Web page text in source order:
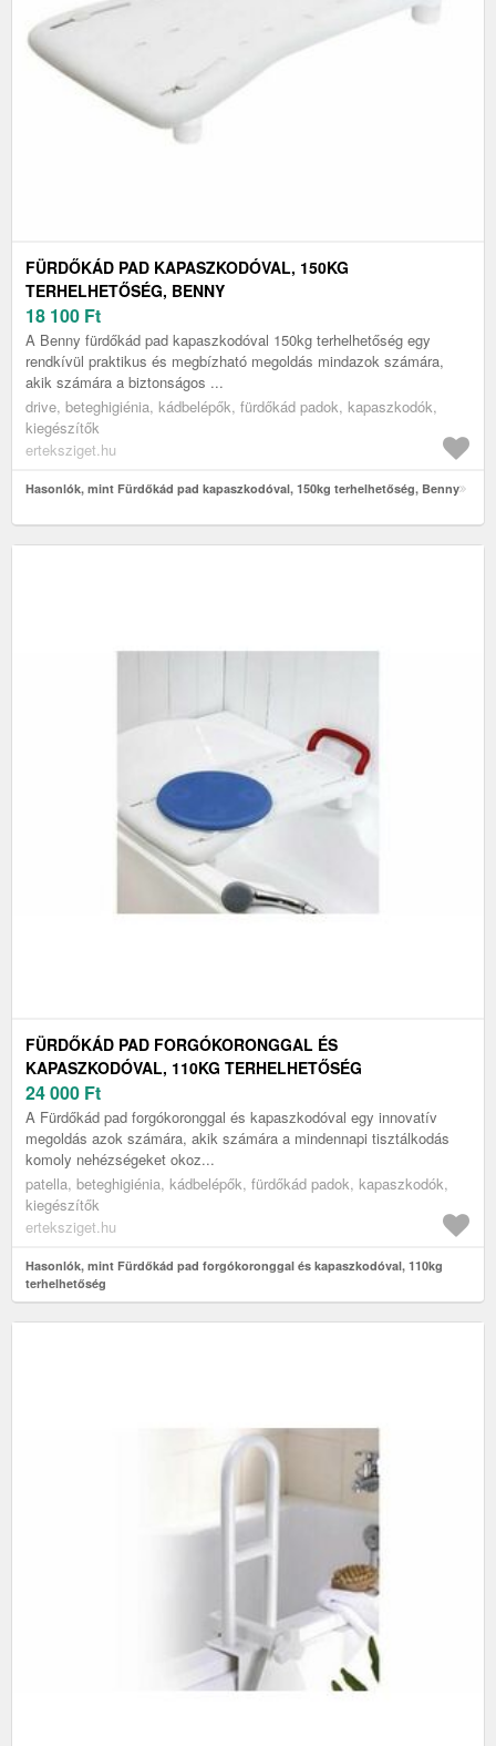
FÜRDŐKÁD PAD KAPASZKODÓVAL, 150KG
TERHELHETŐSÉG, BENNY
18 100 Ft
A Benny fürdőkád pad kapaszkodóval 150kg terhelhetőség egy
rendkívül praktikus és megbízható megoldás mindazok számára,
akik számára a biztonságos ...
drive, beteghigiénia, kádbelépők, fürdőkád padok, kapaszkodók,
kiegészítők
erteksziget.hu
Hasonlók, mint Fürdőkád pad kapaszkodóval, 150kg terhelhetőség, Benny
FÜRDŐKÁD PAD FORGÓKORONGGAL ÉS
KAPASZKODÓVAL, 110KG TERHELHETŐSÉG
24 000 Ft
A Fürdőkád pad forgókoronggal és kapaszkodóval egy innovatív
megoldás azok számára, akik számára a mindennapi tisztálkodás
komoly nehézségeket okoz...
patella, beteghigiénia, kádbelépők, fürdőkád padok, kapaszkodók,
kiegészítők
erteksziget.hu
Hasonlók, mint Fürdőkád pad forgókoronggal és kapaszkodóval, 110kg
terhelhetőség